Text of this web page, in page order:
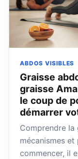
ABDOS VISIBLES
Graisse
graisse
le coup de
démarrer
Comprendre la
mécanismes
commencer, il